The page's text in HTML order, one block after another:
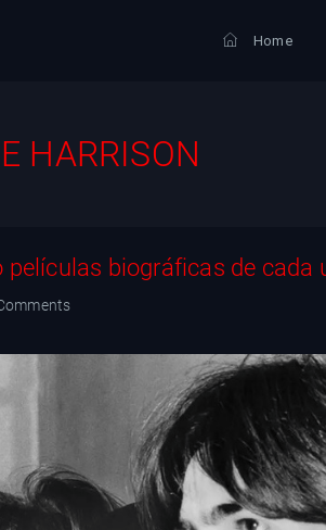
Home
HARRISON
películas biográficas de cada